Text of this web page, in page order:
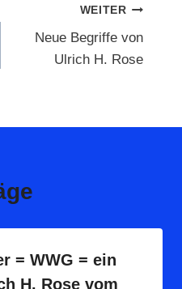
WEITER
Neue Begriffe von
Ulrich H. Rose
= WWG = ein
H. Rose vom